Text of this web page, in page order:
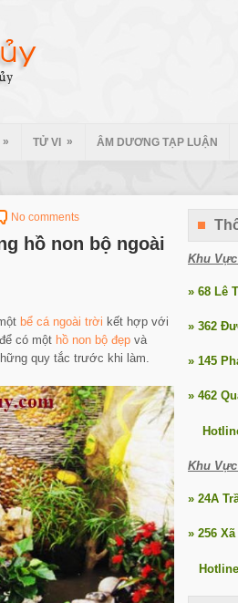
» TỬ VI » ÂM DƯƠNG TẠP LUẬN
No comments
hồ non bộ ngoài
bể cá ngoài trời kết hợp với
có một hồ non bộ đẹp và
quy tắc trước khi làm.
Khu
» 68 Lê
» 362
» 145
» 462
Khu
» 24A
» 256